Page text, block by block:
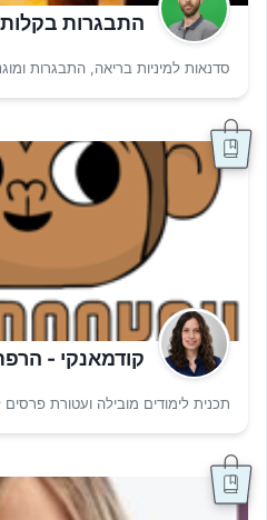
התבגרות בקלות
סדנאות למיניות בריאה, התבגרות
קודמאנקי -
תכנית לימודים מובילה ועטורת